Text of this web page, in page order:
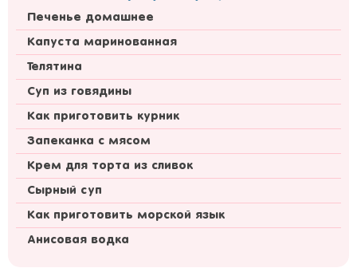
Печенье домашнее
Капуста маринованная
Телятина
Суп из говядины
Как приготовить курник
Запеканка с мясом
Крем для торта из сливок
Сырный суп
Как приготовить морской язык
Анисовая водка